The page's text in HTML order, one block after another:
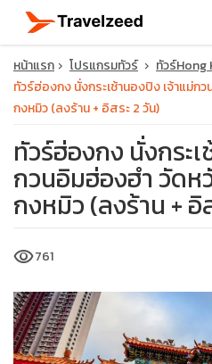
travel_explore
calendar_month
search
หน้าแรก โปรแกรมทัวร์
ทัวร์Hong
ทัวร์ฮ่องกง นั่งกระเช้านองปิง เจ้าแม่ก
กงหมิว (ลงร้าน + อิสระ 2 วัน)
ทัวร์ฮ่องกง นั่งกระ
กวนอิมฮ่องฮำ วัดห
กงหมิว (ลงร้าน + อิ
visibility761